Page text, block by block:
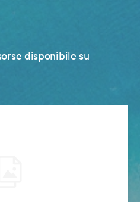
disponibile su